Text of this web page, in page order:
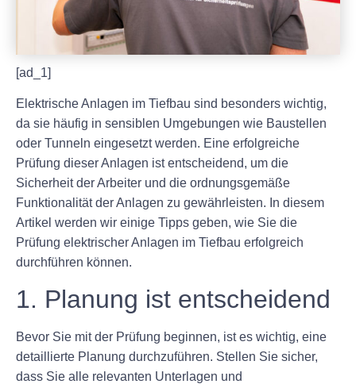
[ad_1]
Elektrische Anlagen im Tiefbau sind besonders wichtig,
da sie häufig in sensiblen Umgebungen wie Baustellen
oder Tunneln eingesetzt werden. Eine erfolgreiche
Prüfung dieser Anlagen ist entscheidend, um die
Sicherheit der Arbeiter und die ordnungsgemäße
Funktionalität der Anlagen zu gewährleisten. In diesem
Artikel werden wir einige Tipps geben, wie Sie die
Prüfung elektrischer Anlagen im Tiefbau erfolgreich
durchführen können.
1. Planung ist entscheidend
Bevor Sie mit der Prüfung beginnen, ist es wichtig, eine
detaillierte Planung durchzuführen. Stellen Sie sicher,
dass Sie alle relevanten Unterlagen und